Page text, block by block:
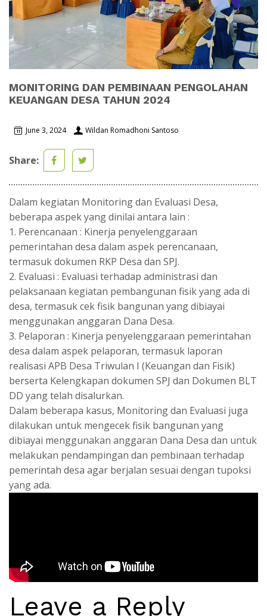
MONITORING DAN PEMBINAAN PENGOLAHAN
KEUANGAN DESA TAHUN 2024
June 3, 2024 Wildan Romadhoni Santoso
Share:
Dalam kegiatan Monitoring dan Evaluasi Desa,
beberapa aspek yang dinilai antara lain :
1. Perencanaan : Kinerja penyelenggaraan
pemerintahan desa dalam aspek perencanaan,
termasuk dokumen RKP Desa dan SPJ.
2. Evaluasi : Evaluasi terhadap administrasi dan
pelaksanaan kegiatan pembangunan fisik yang ada di
desa, termasuk cek fisik bangunan yang dibiayai
menggunakan anggaran Dana Desa.
3. Pelaporan : Kinerja penyelenggaraan pemerintahan
desa dalam aspek pelaporan, termasuk laporan
realisasi APB Desa Triwulan I (Keuangan dan Fisik)
berserta Kelengkapan dokumen SPJ dan Dokumen BLT
DD yang telah disalurkan.
Dalam beberapa kasus, Monitoring dan Evaluasi juga
dilakukan untuk mengecek fisik bangunan yang
dibiayai menggunakan anggaran Dana Desa dan untuk
melakukan pendampingan dan pembinaan terhadap
pemerintah desa agar berjalan sesuai dengan tupoksi
yang ada.
Leave a Reply